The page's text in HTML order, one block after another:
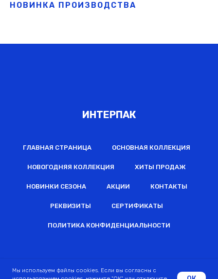
НОВИНКА ПРОИЗВОДСТВА
ИНТЕРПАК
ГЛАВНАЯ СТРАНИЦА ОСНОВНАЯ КОЛЛЕКЦИЯ
НОВОГОДНЯЯ КОЛЛЕКЦИЯ ХИТЫ ПРОДАЖ
НОВИНКИ СЕЗОНА АКЦИИ КОНТАКТЫ
РЕКВИЗИТЫ СЕРТИФИКАТЫ
ПОЛИТИКА КОНФИДЕНЦИАЛЬНОСТИ
Мы используем файлы cookies. Если вы согласны с